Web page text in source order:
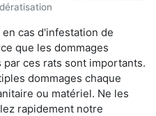
cas d'infestation de
que les dommages
ces rats sont importants.
dommages chaque
ou matériel. Ne les
rapidement notre